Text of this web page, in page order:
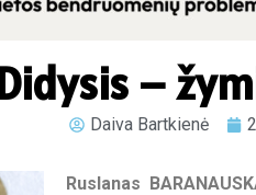
–
Daiva Bartkienė
Ruslanas